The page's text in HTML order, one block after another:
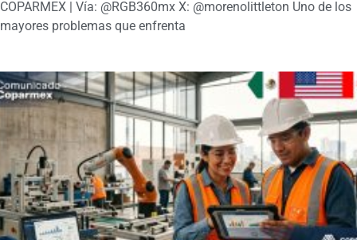
COPARMEX | Vía: @RGB360mx X: @morenolittleton Uno de los
mayores problemas que enfrenta